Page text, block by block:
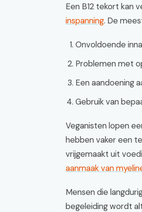
Een B12 tekort kan
inspanning. De
Onvoldoende
Problemen met
Een aandoening
Gebruik van
Veganisten lopen
hebben vaker een
vrijgemaakt uit
aanmaak van
Mensen die
begeleiding wordt